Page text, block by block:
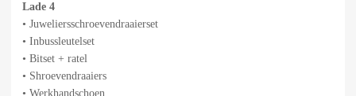
Lade 4
• Juweliersschroevendraaierset
• Inbussleutelset
• Bitset + ratel
• Shroevendraaiers
• Werkhandschoen